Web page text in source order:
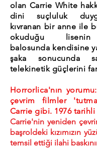
olan Carrie White
dini suçluluk
kıvranan bir anne ile
okuduğu lisenin
balosunda kendisine
şaka sonucunda
telekinetik güçlerini
Horrorlica'nın
çevrim filmler
Carrie gibi. 1976 tarihli
Carrie'nin yeniden
başroldeki kızımızın
temsil ettiği ilahi